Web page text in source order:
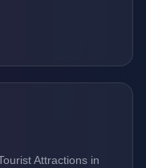
Attractions in